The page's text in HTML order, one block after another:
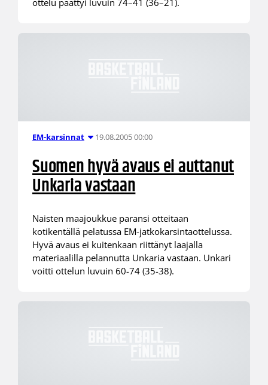
ottelu päättyi luvuin 74–41 (36–21).
EM-karsinnat 19.08.2005 00:00
Suomen hyvä avaus ei auttanut
Unkaria vastaan
Naisten maajoukkue paransi otteitaan
kotikentällä pelatussa EM-jatkokarsintaottelussa.
Hyvä avaus ei kuitenkaan riittänyt laajalla
materiaalilla pelannutta Unkaria vastaan. Unkari
voitti ottelun luvuin 60-74 (35-38).